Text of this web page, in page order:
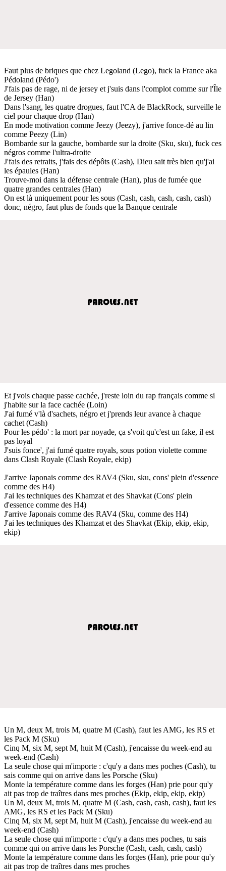
Faut plus de briques que chez Legoland (Lego), fuck la France aka
Pédoland (Pédo')
J'fais pas de rage, ni de jersey et j'suis dans l'complot comme sur l'Île
de Jersey (Han)
Dans l'sang, les quatre drogues, faut l'CA de BlackRock, surveille le
ciel pour chaque drop (Han)
En mode motivation comme Jeezy (Jeezy), j'arrive fonce-dé au lin
comme Peezy (Lin)
Bombarde sur la gauche, bombarde sur la droite (Sku, sku), fuck ces
négros comme l'ultra-droite
J'fais des retraits, j'fais des dépôts (Cash), Dieu sait très bien qu'j'ai
les épaules (Han)
Trouve-moi dans la défense centrale (Han), plus de fumée que
quatre grandes centrales (Han)
On est là uniquement pour les sous (Cash, cash, cash, cash, cash)
donc, négro, faut plus de fonds que la Banque centrale
Et j'vois chaque passe cachée, j'reste loin du rap français comme si
j'habite sur la face cachée (Loin)
J'ai fumé v'là d'sachets, négro et j'prends leur avance à chaque
cachet (Cash)
Pour les pédo' : la mort par noyade, ça s'voit qu'c'est un fake, il est
pas loyal
J'suis fonce', j'ai fumé quatre royals, sous potion violette comme
dans Clash Royale (Clash Royale, ekip)
J'arrive Japonais comme des RAV4 (Sku, sku, cons' plein d'essence
comme des H4)
J'ai les techniques des Khamzat et des Shavkat (Cons' plein
d'essence comme des H4)
J'arrive Japonais comme des RAV4 (Sku, comme des H4)
J'ai les techniques des Khamzat et des Shavkat (Ekip, ekip, ekip,
ekip)
Un M, deux M, trois M, quatre M (Cash), faut les AMG, les RS et
les Pack M (Sku)
Cinq M, six M, sept M, huit M (Cash), j'encaisse du week-end au
week-end (Cash)
La seule chose qui m'importe : c'qu'y a dans mes poches (Cash), tu
sais comme qui on arrive dans les Porsche (Sku)
Monte la température comme dans les forges (Han) prie pour qu'y
ait pas trop de traîtres dans mes proches (Ekip, ekip, ekip, ekip)
Un M, deux M, trois M, quatre M (Cash, cash, cash, cash), faut les
AMG, les RS et les Pack M (Sku)
Cinq M, six M, sept M, huit M (Cash), j'encaisse du week-end au
week-end (Cash)
La seule chose qui m'importe : c'qu'y a dans mes poches, tu sais
comme qui on arrive dans les Porsche (Cash, cash, cash, cash)
Monte la température comme dans les forges (Han), prie pour qu'y
ait pas trop de traîtres dans mes proches